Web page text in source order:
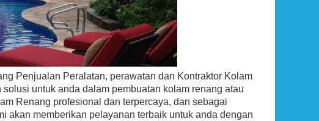
Penjualan Peralatan, perawatan dan Kontraktor Kolam
untuk anda dalam pembuatan kolam renang atau
Renang profesional dan terpercaya, dan sebagai
akan memberikan pelayanan terbaik untuk anda dengan
BTU
Propane,
Ground Pool Skimmer
Rp (Hubungi CS)